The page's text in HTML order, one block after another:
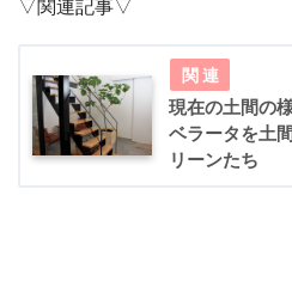
▽関連記事▽
現在の土間の
ベラータを土
リーンたち